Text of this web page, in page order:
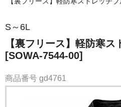
【裏フリース】軽防寒ストレッチ
S～6L
【裏フリース】軽防寒
[SOWA-7544-00]
商品番号 gd4761